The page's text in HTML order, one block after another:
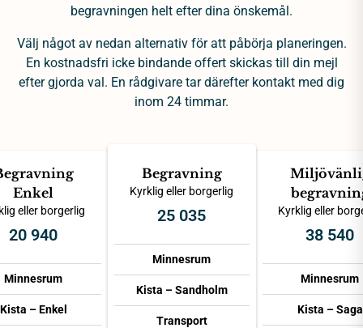
begravningen helt efter dina önskemål.
Välj något av nedan alternativ för att påbörja planeringen.
En kostnadsfri icke bindande offert skickas till din mejl
efter gjorda val. En rådgivare tar därefter kontakt med dig
inom 24 timmar.
Enkel
eller borgerlig
20 940
Minnesrum
Kista – Enkel
Begravning
Kyrklig eller borgerlig
25 035
Minnesrum
Kista – Sandholm
Transport
Kyrklig eller
38 540
Minnesrum
Kista – Saga